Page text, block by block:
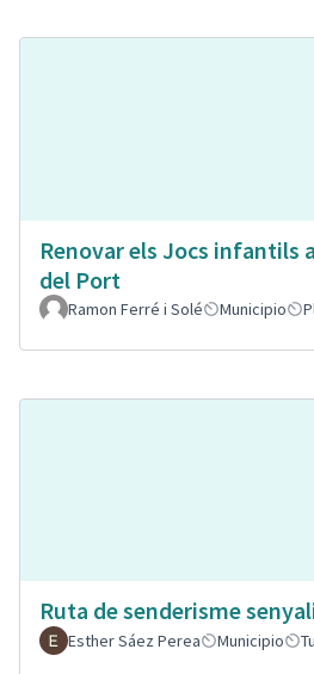
Renovar els Jocs infantils
del Port
Ramon Ferré i Solé Municipio
Ruta de senderisme
Esther Sáez Perea
Municipio